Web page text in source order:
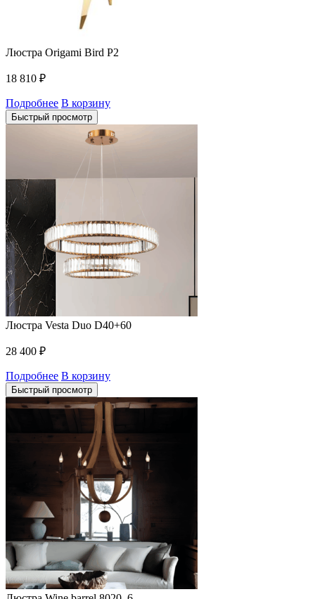
Люстра Origami Bird P2
18 810 ₽
Подробнее В корзину
Быстрый просмотр
Люстра Vesta Duo D40+60
28 400 ₽
Подробнее В корзину
Быстрый просмотр